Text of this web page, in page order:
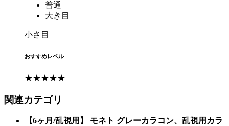
普通
大き目
小さ目
おすすめレベル
★★★★★
関連カテゴリ
【6ヶ月/乱視用】 モネト グレーカラコン、乱視用カラ